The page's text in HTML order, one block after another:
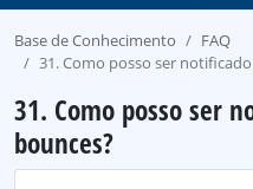
Base de Conhecimento
FAQ
31. Como posso ser
31. Como posso ser
bounces?